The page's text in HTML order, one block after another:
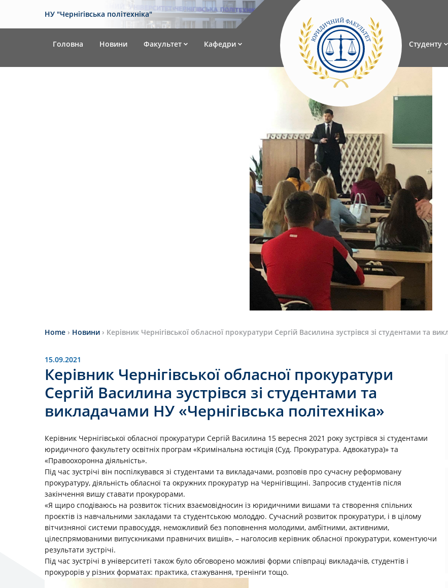
НУ "Чернігівська політехніка"
Головна Новини Факультет Кафедри Студенту
Home › Новини › Керівник Чернігівської обласної прокуратури Сергій Василина зустрівся зі студентами та
15.09.2021
Керівник Чернігівської обласної прокуратури
Сергій Василина зустрівся зі студентами та
викладачами НУ «Чернігівська політехніка»
Керівник Чернігівської обласної прокуратури Сергій Василина 15 вересня 2021 року зустрівся зі студентами
юридичного факультету освітніх програм «Кримінальна юстиція (Суд. Прокуратура. Адвокатура)» та
«Правоохоронна діяльність».
Під час зустрічі він поспілкувався зі студентами та викладачами, розповів про сучасну реформовану
прокуратуру, діяльність обласної та окружних прокуратур на Чернігівщині. Запросив студентів після
закінчення вишу ставати прокурорами.
«Я щиро сподіваюсь на розвиток тісних взаємовідносин із юридичними вишами та створення спільних
проєктів із навчальними закладами та студентською молоддю. Сучасний розвиток прокуратури, і в цілому
вітчизняної системи правосуддя, неможливий без поповнення молодими, амбітними, активними,
цілеспрямованими випускниками правничих вишів», – наголосив керівник обласної прокуратури, коментуючи
результати зустрічі.
Під час зустрічі в університеті також було обговорено можливі форми співпраці викладачів, студентів і
прокурорів у різних форматах: практика, стажування, тренінги тощо.